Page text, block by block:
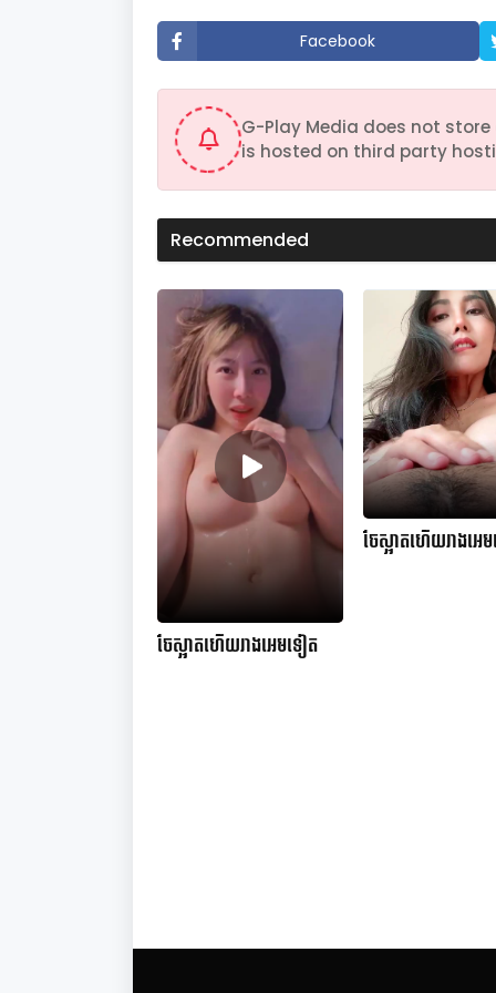
n
d
s
o
u
m
%
Facebook
G-Play Media does not
is hosted on third party
Recommended
ចែស្អាតហើយរាងអេមទៀត
ចែស្អាតហើយរាងអេ